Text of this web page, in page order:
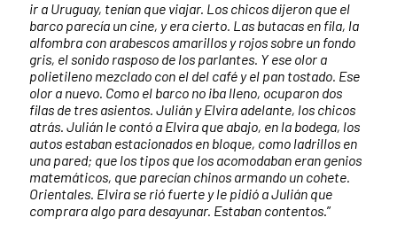
ir a Uruguay, tenían que viajar. Los chicos dijeron que el
barco parecía un cine, y era cierto. Las butacas en fila, la
alfombra con arabescos amarillos y rojos sobre un fondo
gris, el sonido rasposo de los parlantes. Y ese olor a
polietileno mezclado con el del café y el pan tostado. Ese
olor a nuevo. Como el barco no iba lleno, ocuparon dos
filas de tres asientos. Julián y Elvira adelante, los chicos
atrás. Julián le contó a Elvira que abajo, en la bodega, los
autos estaban estacionados en bloque, como ladrillos en
una pared; que los tipos que los acomodaban eran genios
matemáticos, que parecían chinos armando un cohete.
Orientales. Elvira se rió fuerte y le pidió a Julián que
comprara algo para desayunar. Estaban contentos .”